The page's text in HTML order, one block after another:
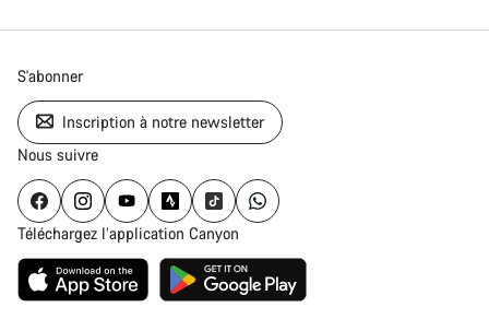
S'abonner
Inscription à notre newsletter
Nous suivre
Téléchargez l’application Canyon